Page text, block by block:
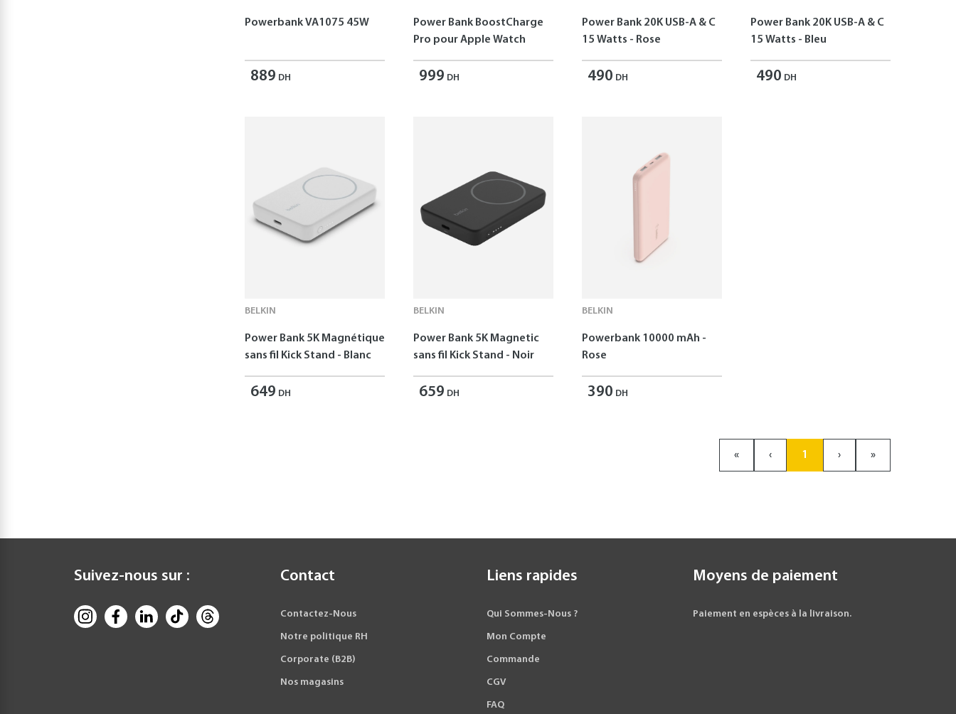
Powerbank VA1075 45W
889 DH
Power Bank BoostCharge
Pro pour Apple Watch
999 DH
Power Bank 20K USB-A & C
15 Watts - Rose
490 DH
Power Bank 20K USB-A & C
15 Watts - Bleu
490 DH
BELKIN
Power Bank 5K Magnétique
sans fil Kick Stand - Blanc
649 DH
BELKIN
Power Bank 5K Magnetic
sans fil Kick Stand - Noir
659 DH
BELKIN
Powerbank 10000 mAh -
Rose
390 DH
« ‹ 1 › »
Suivez-nous sur : Contact
Contactez-Nous
Notre politique RH
Corporate (B2B)
Nos magasins
Liens rapides
Qui Sommes-Nous ?
Mon Compte
Commande
CGV
FAQ
Moyens de paiement
Paiement en espèces à la livraison.